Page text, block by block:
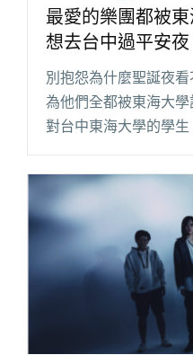
最愛的樂團都被
想去台中過平安夜
別抱怨為什麼聖誕夜
為他們全都被東海大
對台中東海大學的學
東海大學的學生，可
恨，因為兩場音樂會
樂、美術三系聯合聖
"最愛的樂團都被東海
過平安夜！"